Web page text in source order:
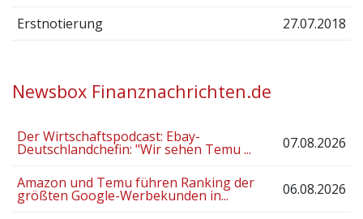
Erstnotierung
27.07.2018
Newsbox Finanznachrichten.de
Der Wirtschaftspodcast: Ebay-
Deutschlandchefin: "Wir sehen Temu ... 07.08.2026
Amazon und Temu führen Ranking der
größten Google-Werbekunden in... 06.08.2026